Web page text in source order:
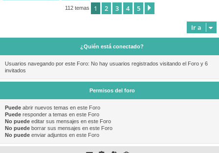
112 temas 1 2 3 4 5
Ir a
¿Quién está conectado?
Usuarios navegando por este Foro: No hay usuarios registrados visitando el Foro y 6
invitados
Permisos del foro
Puede abrir nuevos temas en este Foro
Puede responder a temas en este Foro
No puede editar sus mensajes en este Foro
No puede borrar sus mensajes en este Foro
No puede enviar adjuntos en este Foro